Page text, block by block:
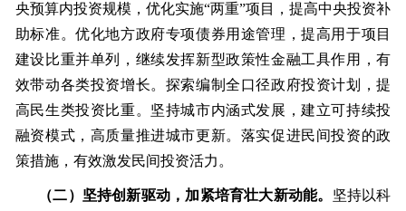
央预算内投资规模，优化实施“两重”项目，提高中央投资补
助标准。优化地方政府专项债券用途管理，提高用于项目
建设比重并单列，继续发挥新型政策性金融工具作用，有
效带动各类投资增长。探索编制全口径政府投资计划，提
高民生类投资比重。坚持城市内涵式发展，建立可持续投
融资模式，高质量推进城市更新。落实促进民间投资的政
策措施，有效激发民间投资活力。
（二）坚持创新驱动，加紧培育壮大新动能。 坚持以科